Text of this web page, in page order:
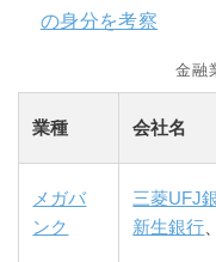
の身分を考察
金融
業種 会社名
メガバ
ンク
三菱UFJ
新生銀行